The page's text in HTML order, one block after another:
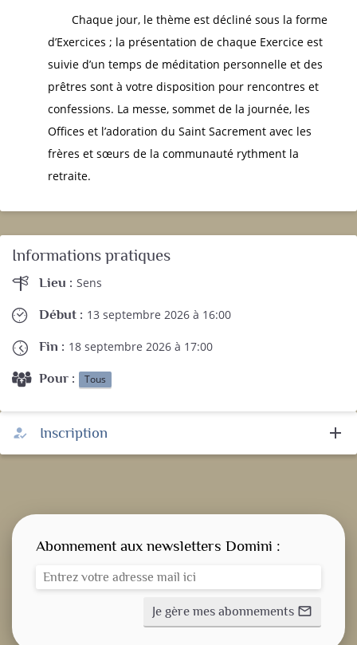
Chaque jour, le thème est décliné sous la forme
d’Exercices ; la présentation de chaque Exercice est
suivie d’un temps de méditation personnelle et des
prêtres sont à votre disposition pour rencontres et
confessions. La messe, sommet de la journée, les
Offices et l’adoration du Saint Sacrement avec les
frères et sœurs de la communauté rythment la
retraite.
Informations pratiques
Lieu : Sens
Début : 13 septembre 2026 à 16:00
Fin : 18 septembre 2026 à 17:00
Pour : Tous
how_to_reg Inscription add
Abonnement aux newsletters Domini :
Je gère mes abonnements mail_outline